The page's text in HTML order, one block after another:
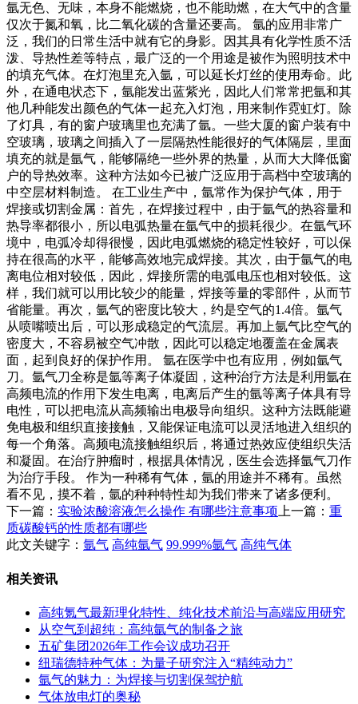
氩无色、无味，本身不能燃烧，也不能助燃，在大气中的含量
仅次于氮和氧，比二氧化碳的含量还要高。 氩的应用非常广
泛，我们的日常生活中就有它的身影。因其具有化学性质不活
泼、导热性差等特点，最广泛的一个用途是被作为照明技术中
的填充气体。在灯泡里充入氩，可以延长灯丝的使用寿命。此
外，在通电状态下，氩能发出蓝紫光，因此人们常常把氩和其
他几种能发出颜色的气体一起充入灯泡，用来制作霓虹灯。除
了灯具，有的窗户玻璃里也充满了氩。一些大厦的窗户装有中
空玻璃，玻璃之间插入了一层隔热性能很好的气体隔层，里面
填充的就是氩气，能够隔绝一些外界的热量，从而大大降低窗
户的导热效率。这种方法如今已被广泛应用于高档中空玻璃的
中空层材料制造。 在工业生产中，氩常作为保护气体，用于
焊接或切割金属：首先，在焊接过程中，由于氩气的热容量和
热导率都很小，所以电弧热量在氩气中的损耗很少。在氩气环
境中，电弧冷却得很慢，因此电弧燃烧的稳定性较好，可以保
持在很高的水平，能够高效地完成焊接。其次，由于氩气的电
离电位相对较低，因此，焊接所需的电弧电压也相对较低。这
样，我们就可以用比较少的能量，焊接等量的零部件，从而节
省能量。再次，氩气的密度比较大，约是空气的1.4倍。氩气
从喷嘴喷出后，可以形成稳定的气流层。再加上氩气比空气的
密度大，不容易被空气冲散，因此可以稳定地覆盖在金属表
面，起到良好的保护作用。 氩在医学中也有应用，例如氩气
刀。氩气刀全称是氩等离子体凝固，这种治疗方法是利用氩在
高频电流的作用下发生电离，电离后产生的氩等离子体具有导
电性，可以把电流从高频输出电极导向组织。这种方法既能避
免电极和组织直接接触，又能保证电流可以灵活地进入组织的
每一个角落。高频电流接触组织后，将通过热效应使组织失活
和凝固。在治疗肿瘤时，根据具体情况，医生会选择氩气刀作
为治疗手段。 作为一种稀有气体，氩的用途并不稀有。虽然
看不见，摸不着，氩的种种特性却为我们带来了诸多便利。
下一篇： 实验浓酸溶液怎么操作 有哪些注意事项 上一篇： 重
质碳酸钙的性质都有哪些
此文关键字： 氩气 高纯氩气 99.999%氩气 高纯气体
相关资讯
高纯氪气最新理化特性、纯化技术前沿与高端应用研究
从空气到超纯：高纯氩气的制备之旅
五矿集团2026年工作会议成功召开
纽瑞德特种气体：为量子研究注入“精纯动力”
氩气的魅力：为焊接与切割保驾护航
气体放电灯的奥秘